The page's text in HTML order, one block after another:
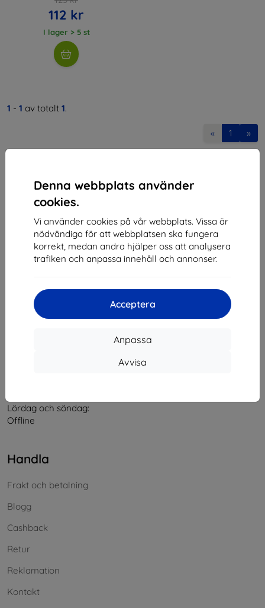
Denna webbplats använder
cookies.
Vi använder cookies på vår webbplats. Vissa är
nödvändiga för att webbplatsen ska fungera
korrekt, medan andra hjälper oss att analysera
trafiken och anpassa innehåll och annonser.
Acceptera
Anpassa
Avvisa
112 kr
I lager > 5 st
1 - 1 av totalt 1.
« 1 »
Shield-SK s.r.o.
Organisationsnummer:46701494
Momsregistreringsnummer:SK2023549671
Kontakt
Lördag och söndag:
Offline
Handla
Frakt och betalning
Blogg
Cashback
Retur
Reklamation
Kontakt